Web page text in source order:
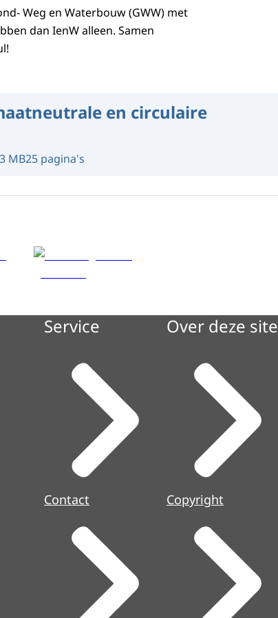
Weg en Waterbouw (GWW) met
dan IenW alleen. Samen
en circulaire
MB25 pagina's
Service
Contact
Over deze site
Copyright